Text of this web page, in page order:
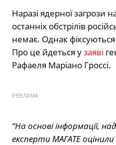
Наразі ядерної загрози
останніх обстрілів
немає. Однак
Про це йдеться узаяві
Рафаеля Маріано Гроссі.
РЕКЛАМА
“На основі інформації,
експерти МАГАТЕ оцінили